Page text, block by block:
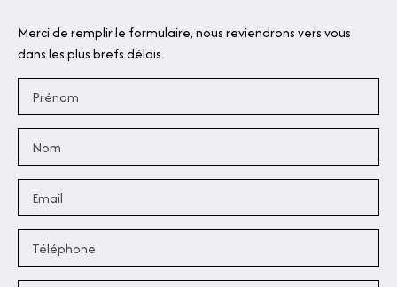
Merci de remplir le formulaire, nous reviendrons vers vous
dans les plus brefs délais.
Prénom
Nom
Email
Téléphone